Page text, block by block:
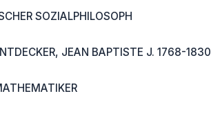
SOZIALPHILOSOPH
JEAN BAPTISTE J. 1768-1830